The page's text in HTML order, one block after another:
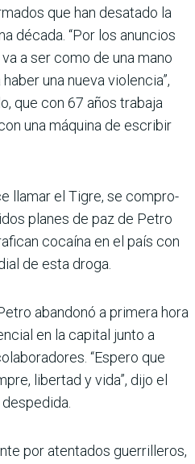
que han desatado la
década. “Por los anuncios
a ser como de una mano
una nueva violencia”,
que con 67 años trabaja
una máquina de escribir
llamar el Tigre, se compro­
planes de paz de Petro
cocaína en el país con
de esta droga.
abandonó a primera hora
en la capital junto a
“Espero que
libertad y vida”, dijo el
por atentados guerrilleros,